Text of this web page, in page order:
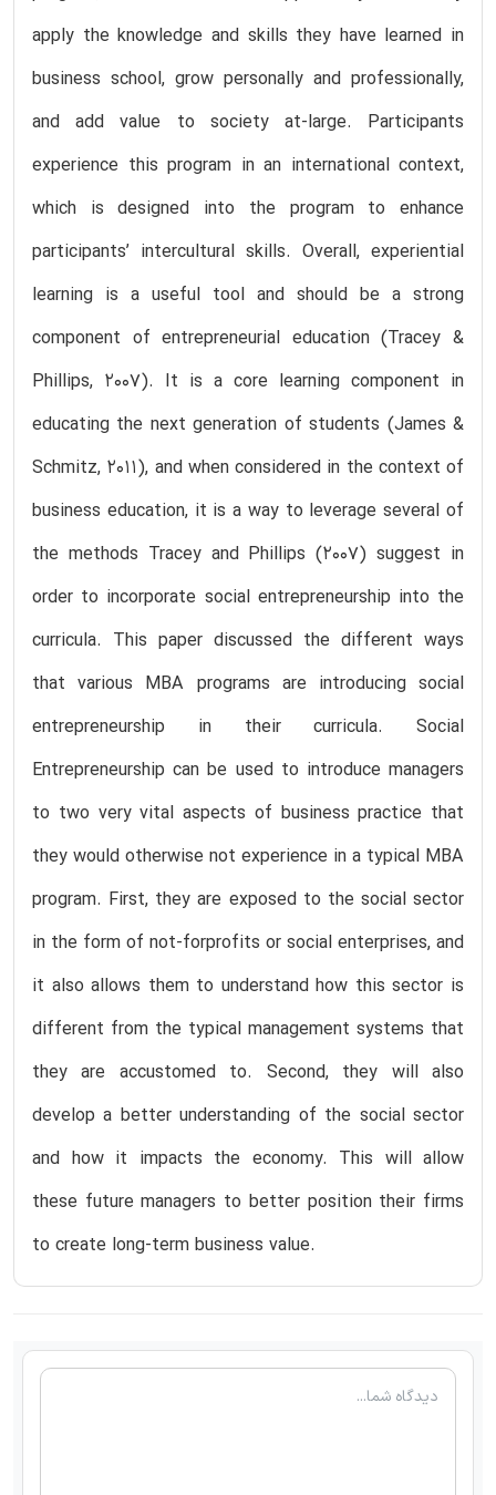
apply the knowledge and skills they have learned in
business school, grow personally and professionally,
and add value to society at-large. Participants
experience this program in an international context,
which is designed into the program to enhance
participants’ intercultural skills. Overall, experiential
learning is a useful tool and should be a strong
component of entrepreneurial education (Tracey &
Phillips, 2007). It is a core learning component in
educating the next generation of students (James &
Schmitz, 2011), and when considered in the context of
business education, it is a way to leverage several of
the methods Tracey and Phillips (2007) suggest in
order to incorporate social entrepreneurship into the
curricula. This paper discussed the different ways
that various MBA programs are introducing social
entrepreneurship in their curricula. Social
Entrepreneurship can be used to introduce managers
to two very vital aspects of business practice that
they would otherwise not experience in a typical MBA
program. First, they are exposed to the social sector
in the form of not-forprofits or social enterprises, and
it also allows them to understand how this sector is
different from the typical management systems that
they are accustomed to. Second, they will also
develop a better understanding of the social sector
and how it impacts the economy. This will allow
these future managers to better position their firms
to create long-term business value.